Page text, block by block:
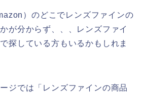
）のどこでレンズファインの
が分からず、、、レンズファイ
探している方もいるかもしれま
ジでは「レンズファインの商品